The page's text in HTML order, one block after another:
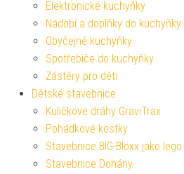
Elektronické kuchyňky
Nádobí a doplňky do kuchyňky
Obyčejné kuchyňky
Spotřebiče do kuchyňky
Zástěry pro děti
Dětské stavebnice
Kuličkové dráhy GraviTrax
Pohádkové kostky
Stavebnice BIG-Bloxx jako lego
Stavebnice Dohány